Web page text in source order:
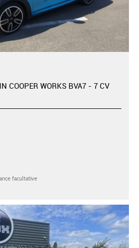
COOPER WORKS BVA7 - 7 CV